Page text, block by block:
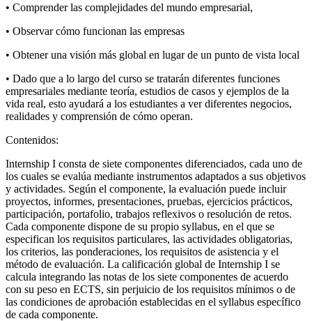
• Comprender las complejidades del mundo empresarial,
• Observar cómo funcionan las empresas
• Obtener una visión más global en lugar de un punto de vista local
• Dado que a lo largo del curso se tratarán diferentes funciones
empresariales mediante teoría, estudios de casos y ejemplos de la
vida real, esto ayudará a los estudiantes a ver diferentes negocios,
realidades y comprensión de cómo operan.
Contenidos:
Internship I consta de siete componentes diferenciados, cada uno de
los cuales se evalúa mediante instrumentos adaptados a sus objetivos
y actividades. Según el componente, la evaluación puede incluir
proyectos, informes, presentaciones, pruebas, ejercicios prácticos,
participación, portafolio, trabajos reflexivos o resolución de retos.
Cada componente dispone de su propio syllabus, en el que se
especifican los requisitos particulares, las actividades obligatorias,
los criterios, las ponderaciones, los requisitos de asistencia y el
método de evaluación. La calificación global de Internship I se
calcula integrando las notas de los siete componentes de acuerdo
con su peso en ECTS, sin perjuicio de los requisitos mínimos o de
las condiciones de aprobación establecidas en el syllabus específico
de cada componente.